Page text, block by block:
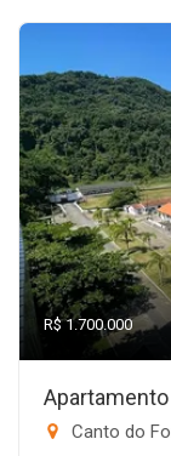
R$ 1.700.000
Canto do